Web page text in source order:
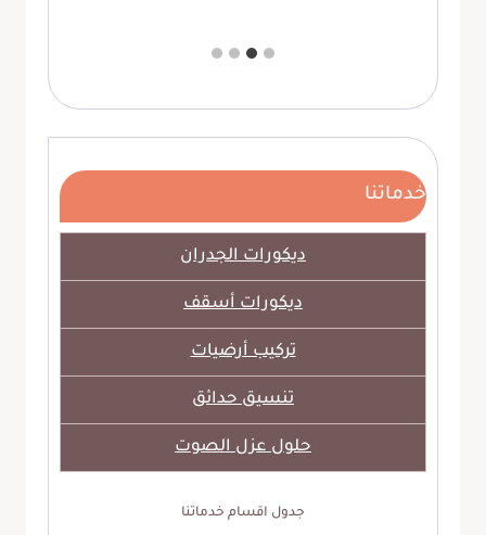
خدماتنا
ديكورات الجدران
ديكورات أسقف
تركيب أرضيات
تنسيق حدائق
حلول عزل الصوت
جدول اقسام خدماتنا